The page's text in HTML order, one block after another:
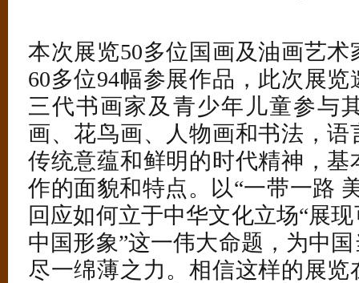
本次展览50多位国画及油画艺术
60多位94幅参展作品，此次展
三代书画家及青少年儿童参与
画、花鸟画、人物画和书法，
传统意蕴和鲜明的时代精神，
作的面貌和特点。以“一带一路
回应如何立于中华文化立场“展
中国形象”这一伟大命题，为中
尽一绵薄之力。相信这样的展